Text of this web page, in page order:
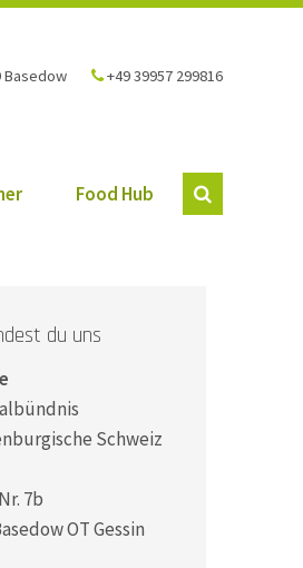
Basedow +49 39957 299816
Food Hub
du uns
Schweiz
7b
OT Gessin